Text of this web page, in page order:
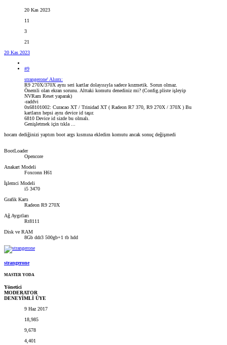
20 Kas 2023
11
3
21
20 Kas 2023
#9
strangerone' Alıntı:
R9 270X/370X aynı seri kartlar dolayısıyla sadece kozmetik. Sorun olmaz.
Önemli olan ekran sorunu. Alttaki komutu denediniz mi? (Config.pliste işleyip
NVRam Reset yaparak)
-raddvi
0x68101002: Curacao XT / Trinidad XT ( Radeon R7 370, R9 270X / 370X ) Bu
kartların hepsi aynı device id taşır.
6810 Device id sizde bu olmalı.
Genişletmek için tıkla ...
hocam dediğinizi yaptım boot args kısmına ekledim komutu ancak sonuç değişmedi
BootLoader
Opencore
Anakart Modeli
Foxconn H61
İşlemci Modeli
i5 3470
Grafik Kartı
Radeon R9 270X
Ağ Aygıtları
Rt8111
Disk ve RAM
8Gb ddr3 500gb+1 tb hdd
strangerone
MASTER YODA
Yönetici
MODERATOR
DENEYİMLİ ÜYE
9 Haz 2017
18,985
9,678
4,401